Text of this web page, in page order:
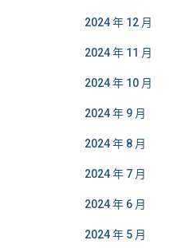
2024 年 12 月
2024 年 11 月
2024 年 10 月
2024 年 9 月
2024 年 8 月
2024 年 7 月
2024 年 6 月
2024 年 5 月